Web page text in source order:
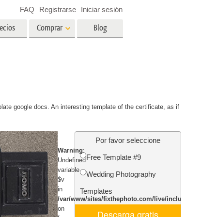
de
Servicios de restauración de
fotografías
Comprar Blog
FAQ Registrarse Iniciar sesión
google docs. An interesting template of the certificate, as if
Por favor seleccione
Free Template #9
Wedding Photography
Templates
Descarga gratis
Warning:
Undefined
variable
$v
in
/var/www/sites/fixthephoto.com/live/includes/
on